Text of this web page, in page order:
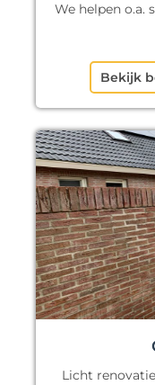
We helpen o.a.
Bekijk
Licht